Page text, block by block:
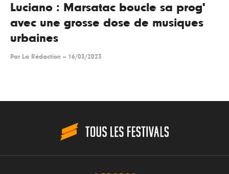
Luciano : Marsatac boucle sa prog'
avec une grosse dose de musiques
urbaines
Par La Rédaction -- 16/03/2023